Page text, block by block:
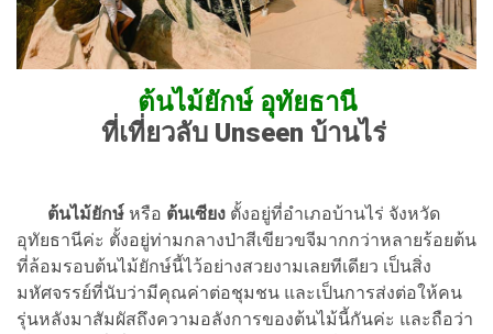
ต้นไม้ยักษ์ อุทัยธานี
ที่เที่ยวลับ Unseen บ้านไร่
ต้นไม้ยักษ์ หรือ ต้นเซียง ตั้งอยู่ที่อำเภอบ้านไร่ จังหวัด
อุทัยธานีค่ะ ตั้งอยู่ท่ามกลางป่าสีเขียวขจีมากกว่าหลายร้อยต้น
ที่ล้อมรอบต้นไม้ยักษ์นี้ไว้อย่างสวยงามเลยทีเดียว เป็นสิ่ง
มหัศจรรย์ที่นับว่ามีคุณค่าต่อชุมชน และเป็นการส่งต่อให้คน
รุ่นหลังมาสัมผัสถึงความอลังการของต้นไม้นี้กันค่ะ และถือว่า